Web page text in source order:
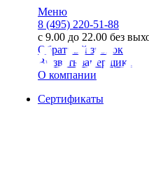
Меню
8 (495) 220-51-88
с 9.00 до 22.00 без
Обратный звонок
Вызвать замерщика
О компании
Сертификаты